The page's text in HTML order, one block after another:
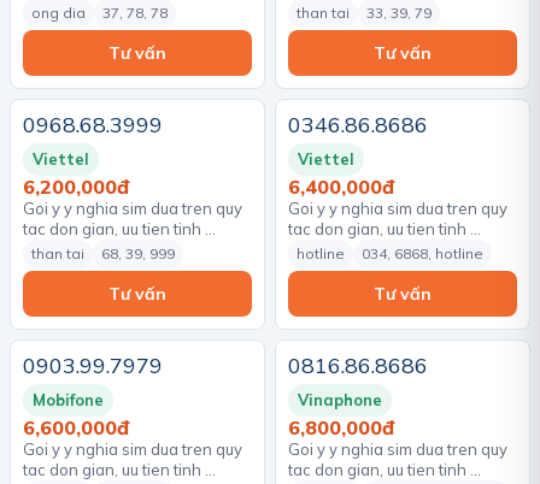
ong dia 37, 78, 78
Tư vấn
than tai 33, 39, 79
Tư vấn
0968.68.3999
Viettel
6,200,000đ
Goi y y nghia sim dua tren quy
tac don gian, uu tien tinh …
than tai 68, 39, 999
Tư vấn
0346.86.8686
Viettel
6,400,000đ
Goi y y nghia sim dua tren quy
tac don gian, uu tien tinh …
hotline 034, 6868, hotline
Tư vấn
0903.99.7979
Mobifone
6,600,000đ
Goi y y nghia sim dua tren quy
tac don gian, uu tien tinh …
0816.86.8686
Vinaphone
6,800,000đ
Goi y y nghia sim dua tren quy
tac don gian, uu tien tinh …